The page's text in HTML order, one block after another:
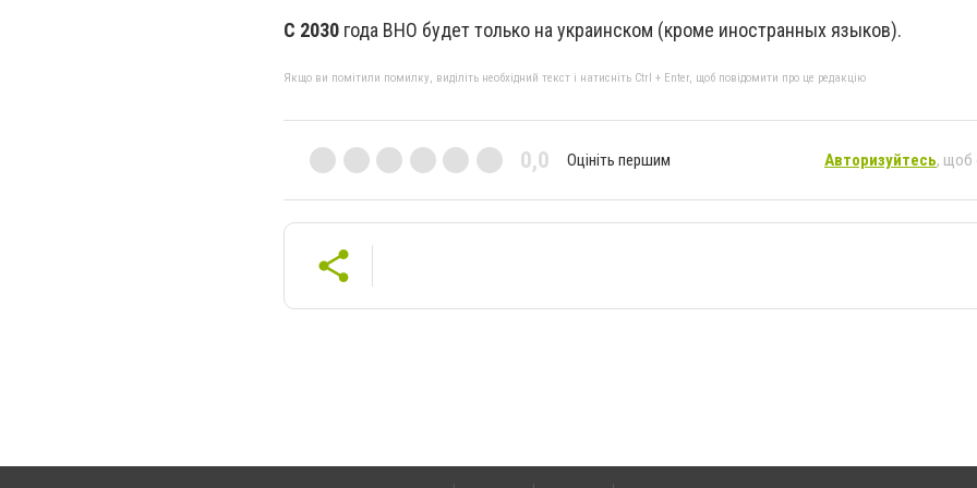
С 2030 года ВНО будет только на украинском (кроме иностранных языков).
Якщо ви помітили помилку, виділіть необхідний текст і натисніть Ctrl + Enter, щоб повідомити про це редакцію
0,0 Оцініть першим Авторизуйтесь, щоб